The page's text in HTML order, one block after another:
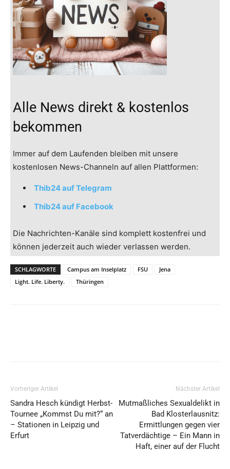
Alle News direkt & kostenlos
bekommen
Immer auf dem Laufenden bleiben mit unsere
kostenlosen News-Channeln auf allen Plattformen:
Thib24 auf Telegram
Thib24 auf Facebook
Die Nachrichten-Kanäle sind komplett kostenfrei und
können jederzeit auch wieder verlassen werden.
SCHLAGWORTE Campus am Inselplatz FSU
Jena
Light. Life. Liberty.
Thüringen
Vorheriger Artikel
Sandra Hesch kündigt Herbst-
Tournee „Kommst Du mit?“ an
– Stationen in Leipzig und
Erfurt
Nächster Artikel
Mutmaßliches Sexualdelikt in
Bad Klosterlausnitz:
Ermittlungen gegen vier
Tatverdächtige – Ein Mann in
Haft, einer auf der Flucht